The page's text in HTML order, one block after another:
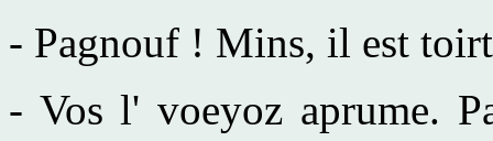
- Pagnouf ! Mins, il est
- Vos l' voeyoz aprume.